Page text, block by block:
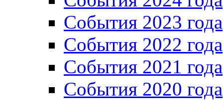
События 2023 года
Cобытия 2022 года
Cобытия 2021 года
События 2020 года